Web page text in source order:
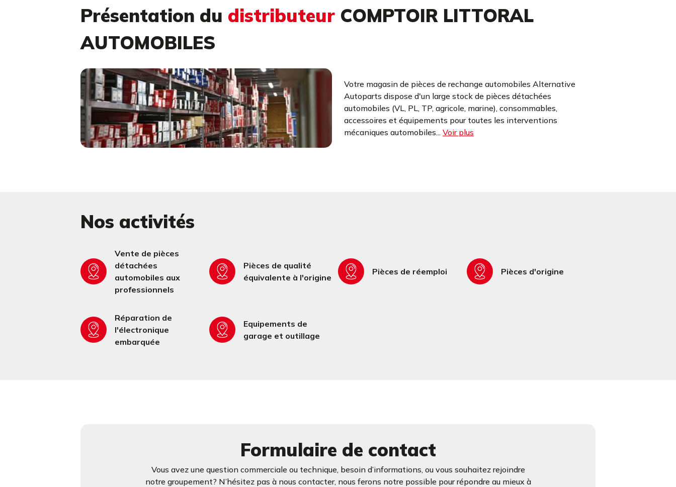
Présentation du distributeur COMPTOIR LITTORAL
AUTOMOBILES
Votre magasin de pièces de rechange automobiles Alternative
Autoparts dispose d'un large stock de pièces détachées
automobiles (VL, PL, TP, agricole, marine), consommables,
accessoires et équipements pour toutes les interventions
mécaniques automobiles... Voir plus
Nos activités
Vente de pièces
détachées
automobiles aux
professionnels
Pièces de qualité
équivalente à l'origine
Pièces de réemploi Pièces d'origine
Réparation de
l'électronique
embarquée
Equipements de
garage et outillage
Formulaire de contact
Vous avez une question commerciale ou technique, besoin d’informations, ou vous souhaitez rejoindre
notre groupement? N’hésitez pas à nous contacter, nous ferons notre possible pour répondre au mieux à